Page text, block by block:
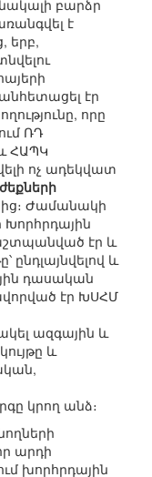
բարձր
է
երբ,
էր
որը
ՌԴ
ՀԱՊԿ
ոչ ադեկվատ
Ժամանակի
Խորհրդային
էր և
ընդլայնվելով և
դասական
էր ԽՍՀՄ
ազգային և
և
կրող անձ։
արդի
խորհրդային